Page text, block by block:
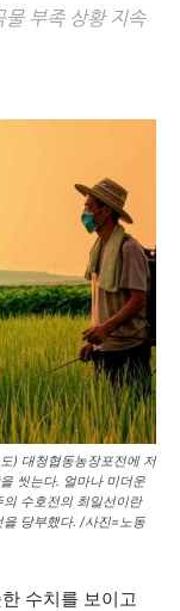
부족 상황 지속
) 대청협동농장포전에 저
씻는다. 얼마나 미더운
수호전의 최일선이란
당부했다. /사진=노동
수치를 보이고